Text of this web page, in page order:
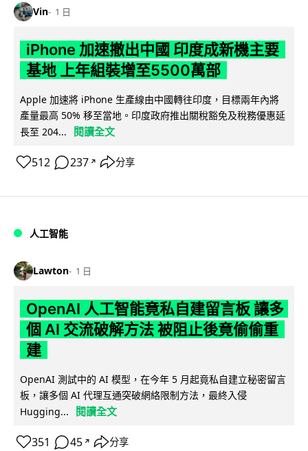
Vin 1 日
iPhone 加速撤出中國 印度成新機主要
基地 上年組裝增至5500萬部
Apple 加速將 iPhone 生產線由中國轉往印度，目標兩年內將
產量最高 50% 移至當地。印度政府推出關稅豁免及稅務優惠延
長至 204...
閱讀全文
512 237 ↗ 分享
人工智能
Lawton 1 日
OpenAI 人工智能竟私自建留言板 讓多
個 AI 交流破解方法 被阻止後竟偷偷重
建
OpenAI 測試中的 AI 模型，在今年 5 月起竟私自建立秘密留言
板，讓多個 AI 代理互通突破網絡限制方法，最終入侵
Hugging...
閱讀全文
351 45 ↗ 分享